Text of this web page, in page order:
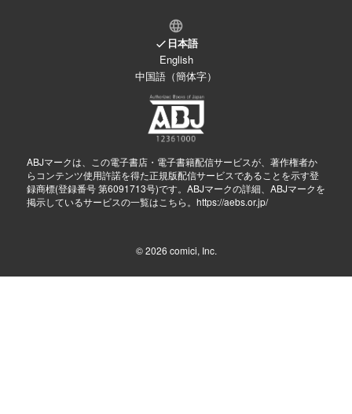
日本語
English
中国語（簡体字）
ABJマークは、この電子書店・電子書籍配信サービスが、著作権者か
らコンテンツ使用許諾を得た正規版配信サービスであることを示す登
録商標(登録番号 第6091713号)です。ABJマークの詳細、ABJマークを
掲示しているサービスの一覧はこちら。 https://aebs.or.jp/
© 2026 comici, Inc.